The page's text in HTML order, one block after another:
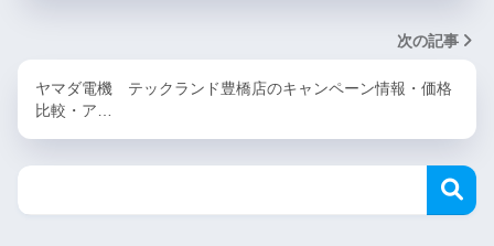
次の記事
ヤマダ電機 テックランド豊橋店のキャンペーン情報・価格
比較・ア…